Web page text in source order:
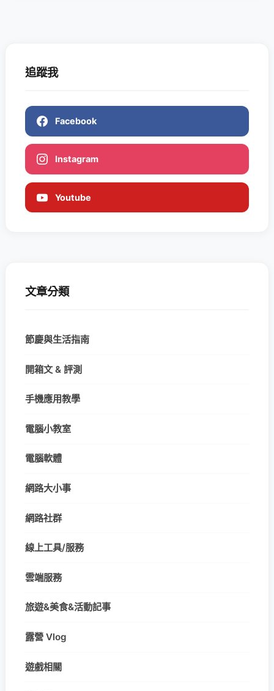
追蹤我
Facebook
Instagram
Youtube
文章分類
節慶與生活指南
開箱文 & 評測
手機應用教學
電腦小教室
電腦軟體
網路大小事
網路社群
線上工具/服務
雲端服務
旅遊&美食&活動記事
露營 Vlog
遊戲相關